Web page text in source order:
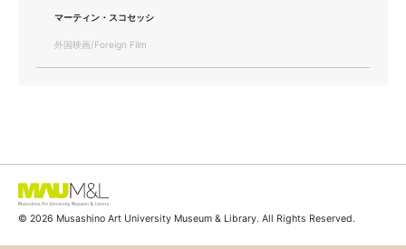
マーティン・スコセッシ
外国映画/Foreign Film
© 2026 Musashino Art University Museum & Library. All Rights Reserved.